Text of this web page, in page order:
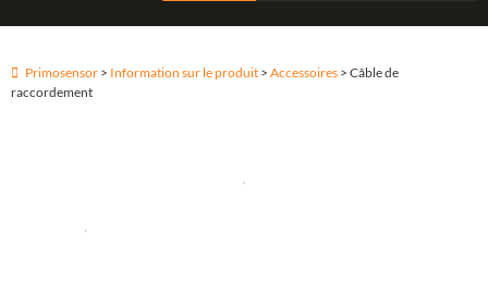
Primosensor > Information sur le produit >Accessoires > Câble de
raccordement